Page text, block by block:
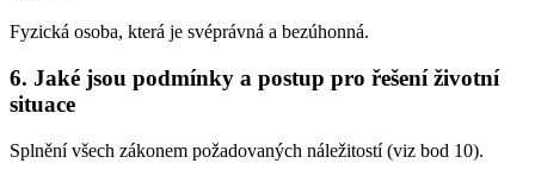
Fyzická osoba, která je svéprávná a bezúhonná.
6. Jaké jsou podmínky a postup pro řešení životní
situace
Splnění všech zákonem požadovaných náležitostí (viz bod 10).